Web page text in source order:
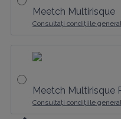
Meetch Multirisque
Consultați condițiile
Meetch Multirisque
Consultați condițiile